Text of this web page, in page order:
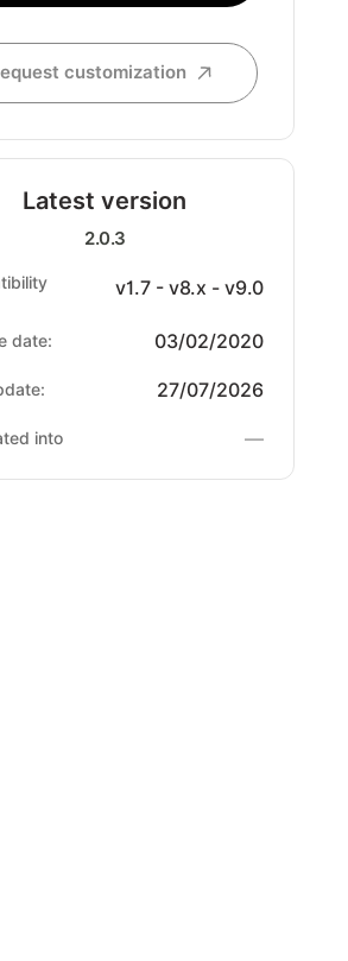
customization
Latest version
2.0.3
v1.7 - v8.x - v9.0
date: 03/02/2020
27/07/2026
into —